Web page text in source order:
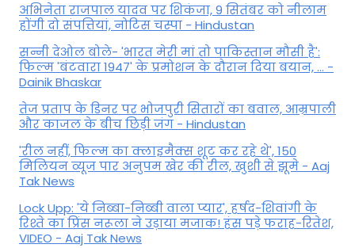
अभिनेता राजपाल यादव पर शिकंजा, 9 सितंबर को नीलाम
होंगी दो संपत्तियां, नोटिस चस्पा - Hindustan
सन्नी देओल बोले- 'भारत मेरी मां तो पाकिस्तान मौसी है':
फिल्म 'बंटवारा 1947' के प्रमोशन के दौरान दिया बयान, ... -
Dainik Bhaskar
तेज प्रताप के डिनर पर भोजपुरी सितारों का बवाल, आम्रपाली
और काजल के बीच छिड़ी जंग - Hindustan
'रील नहीं, फिल्म का क्लाइमैक्स शूट कर रहे थे', 150
मिलियन व्यूज पार अनुपम खेर की रील, खुशी से झूमे - Aaj
Tak News
Lock Upp: 'ये निब्बा-निब्बी वाला प्यार', हर्षद-शिवांगी के
रिश्ते का प्रिंस नरूला ने उड़ाया मजाक! हंस पड़े फराह-रितेश,
VIDEO - Aaj Tak News